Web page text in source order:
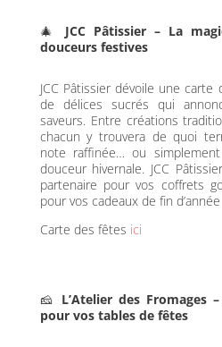
🎄 JCC Pâtissier – La
douceurs festives
JCC Pâtissier dévoile une
de délices sucrés qui
saveurs. Entre créations
chacun y trouvera de quoi
note raffinée… ou
douceur hivernale. JCC
partenaire pour vos coffrets
pour vos cadeaux de fin d’année
Carte des fêtes ici
🧀 L’Atelier des Fromages
pour vos tables de fêtes